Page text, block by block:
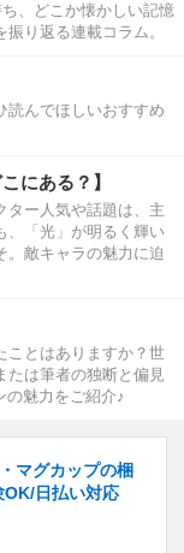
、どこか懐かしい記憶
り返る連載コラム。
読んでほしいおすすめ
にある？】
ター人気や話題は、主
、「光」が明るく輝い
。敵キャラの魅力に迫
ことはありますか？世
たは筆者の独断と偏見
の魅力をご紹介♪
マグカップの梱
日払い対応